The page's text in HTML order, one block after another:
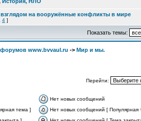
на вооружённые конфликты в мире
4 ]
Показать темы:
www.bvvaul.ru -> Мир и мы.
Перейти:
Нет новых сообщений
тема ]
Нет новых сообщений [ Популярная